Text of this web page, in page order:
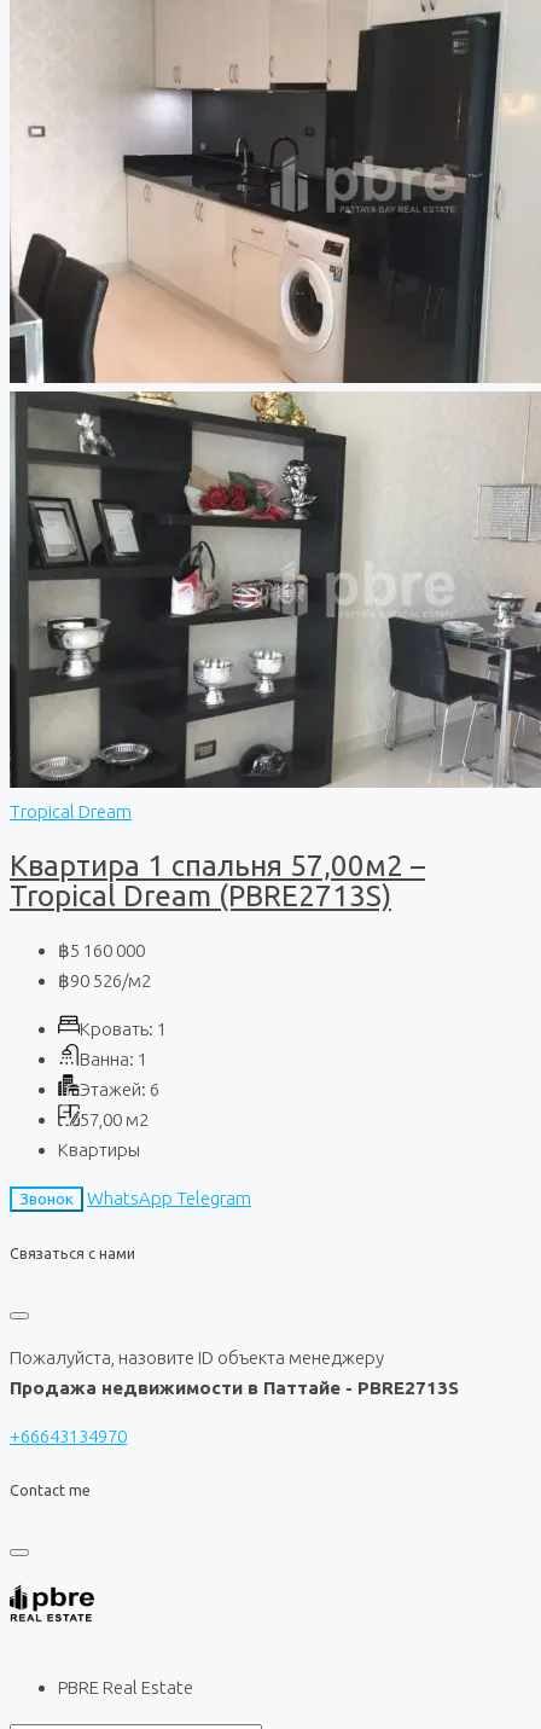
Tropical Dream
Квартира 1 спальня 57,00м2 –
Tropical Dream (PBRE2713S)
฿5 160 000
฿90 526/м2
Кровать: 1
Ванна: 1
Этажей: 6
57,00 м2
Квартиры
Звонок WhatsApp Telegram
Связаться с нами
Пожалуйста, назовите ID объекта менеджеру
Продажа недвижимости в Паттайе - PBRE2713S
+66643134970
Contact me
PBRE Real Estate